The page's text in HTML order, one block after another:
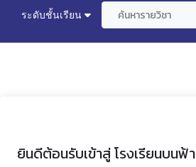
ระดับชั้นเรียน
ยินดีต้อนรับเข้าสู่ โรงเรียนบนฟ้า